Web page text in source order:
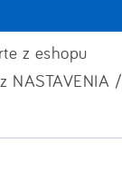
z eshopu
NASTAVENIA /